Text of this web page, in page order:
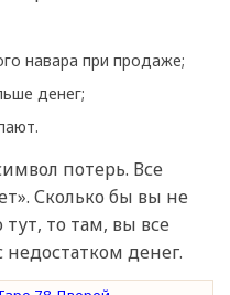
навара при продаже;
денег;
потерь. Все
Сколько бы вы не
то там, вы все
недостатком денег.